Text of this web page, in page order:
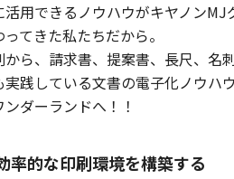
用できるノウハウがキヤノンMJ
てきた私たちだから。
ら、請求書、提案書、長尺、名
践している文書の電子化ノウハ
ダーランドへ！！
率的な印刷環境を構築する